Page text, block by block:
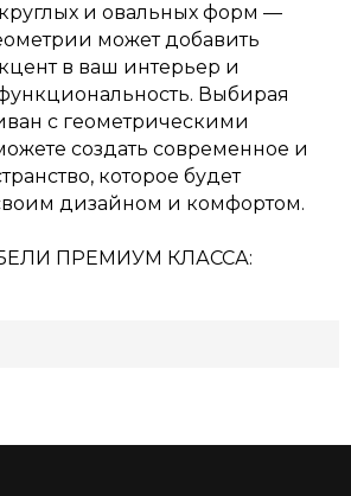
и овальных форм —
может добавить
в ваш интерьер и
Выбирая
с геометрическими
создать современное и
которое будет
дизайном и комфортом.
ПРЕМИУМ КЛАССА:
08-66
ежедневно
на фабрику